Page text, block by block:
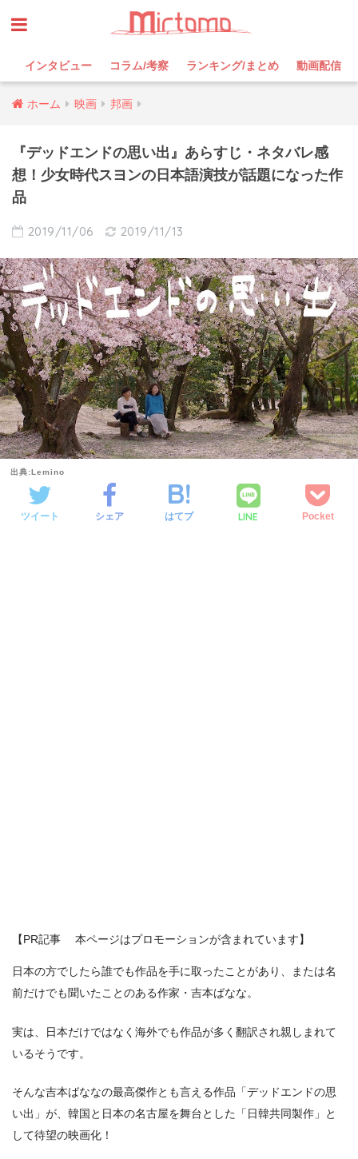
インタビュー コラム/考察 ランキング/まとめ 動画配信
ホーム 映画 邦画
『デッドエンドの思い出』あらすじ・ネタバレ感
想！少女時代スヨンの日本語演技が話題になった作
品
2019/11/06 2019/11/13
出典:Lemino
ツイート シェア はてブ LINE Pocket
【PR記事 本ページはプロモーションが含まれています】
日本の方でしたら誰でも作品を手に取ったことがあり、または名
前だけでも聞いたことのある作家・吉本ばなな。
実は、日本だけではなく海外でも作品が多く翻訳され親しまれて
いるそうです。
そんな吉本ばななの最高傑作とも言える作品「デッドエンドの思
い出」が、韓国と日本の名古屋を舞台とした「日韓共同製作」と
して待望の映画化！